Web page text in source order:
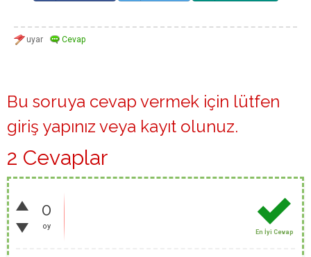
Bu soruya cevap vermek için lütfen
giriş yapınız veya kayıt olunuz.
2 Cevaplar
0
oy
En İyi Cevap